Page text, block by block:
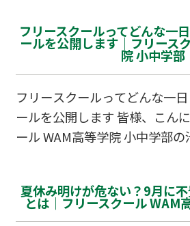
フリースクールってどんな一
ールを公開します｜フリース
院 小中学部
フリースクールってどんな一
ールを公開します 皆様、こん
ール WAM高等学院 小中学部の
ら、必ずと言っていいほどい
中、何をして過ごしているの
質問です。 「ずっと遊んでい
夏休み明けが危ない？9月に
とは｜フリースクール WAM